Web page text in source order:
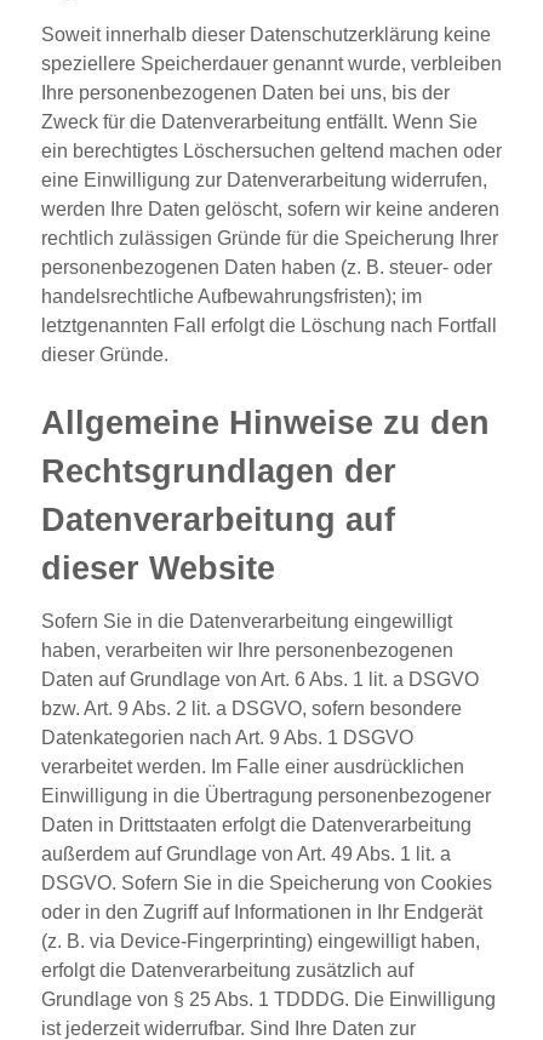
Soweit innerhalb dieser Datenschutzerklärung keine
speziellere Speicherdauer genannt wurde, verbleiben
Ihre personenbezogenen Daten bei uns, bis der
Zweck für die Datenverarbeitung entfällt. Wenn Sie
ein berechtigtes Löschersuchen geltend machen oder
eine Einwilligung zur Datenverarbeitung widerrufen,
werden Ihre Daten gelöscht, sofern wir keine anderen
rechtlich zulässigen Gründe für die Speicherung Ihrer
personenbezogenen Daten haben (z. B. steuer- oder
handelsrechtliche Aufbewahrungsfristen); im
letztgenannten Fall erfolgt die Löschung nach Fortfall
dieser Gründe.
Allgemeine Hinweise zu den
Rechtsgrundlagen der
Datenverarbeitung auf
dieser Website
Sofern Sie in die Datenverarbeitung eingewilligt
haben, verarbeiten wir Ihre personenbezogenen
Daten auf Grundlage von Art. 6 Abs. 1 lit. a DSGVO
bzw. Art. 9 Abs. 2 lit. a DSGVO, sofern besondere
Datenkategorien nach Art. 9 Abs. 1 DSGVO
verarbeitet werden. Im Falle einer ausdrücklichen
Einwilligung in die Übertragung personenbezogener
Daten in Drittstaaten erfolgt die Datenverarbeitung
außerdem auf Grundlage von Art. 49 Abs. 1 lit. a
DSGVO. Sofern Sie in die Speicherung von Cookies
oder in den Zugriff auf Informationen in Ihr Endgerät
(z. B. via Device-Fingerprinting) eingewilligt haben,
erfolgt die Datenverarbeitung zusätzlich auf
Grundlage von § 25 Abs. 1 TDDDG. Die Einwilligung
ist jederzeit widerrufbar. Sind Ihre Daten zur